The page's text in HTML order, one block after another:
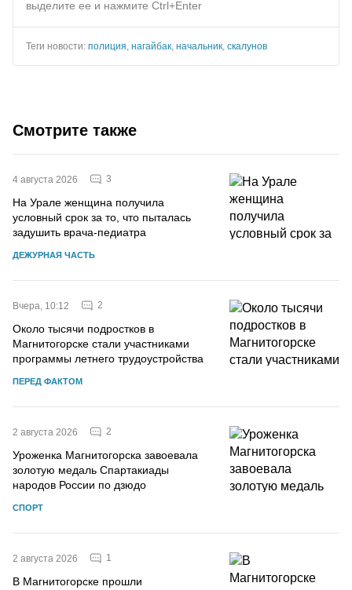
выделите ее и нажмите Ctrl+Enter
Теги новости: полиция нагайбак начальник скалунов
Смотрите также
4 августа 2026 3
На Урале женщина получила
условный срок за то, что пыталась
задушить врача-педиатра
ДЕЖУРНАЯ ЧАСТЬ
Вчера, 10:12 2
Около тысячи подростков в
Магнитогорске стали участниками
программы летнего трудоустройства
ПЕРЕД ФАКТОМ
2 августа 2026 2
Уроженка Магнитогорска завоевала
золотую медаль Спартакиады
народов России по дзюдо
СПОРТ
2 августа 2026 1
В Магнитогорске прошли